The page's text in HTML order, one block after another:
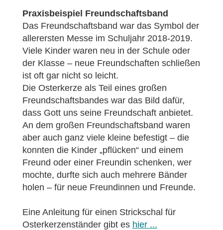
Praxisbeispiel Freundschaftsband
Das Freundschaftsband war das Symbol der
allerersten Messe im Schuljahr 2018-2019.
Viele Kinder waren neu in der Schule oder
der Klasse – neue Freundschaften schließen
ist oft gar nicht so leicht.
Die Osterkerze als Teil eines großen
Freundschaftsbandes war das Bild dafür,
dass Gott uns seine Freundschaft anbietet.
An dem großen Freundschaftsband waren
aber auch ganz viele kleine befestigt – die
konnten die Kinder „pflücken“ und einem
Freund oder einer Freundin schenken, wer
mochte, durfte sich auch mehrere Bänder
holen – für neue Freundinnen und Freunde.
Eine Anleitung für einen Strickschal für
Osterkerzenständer gibt es hier ...